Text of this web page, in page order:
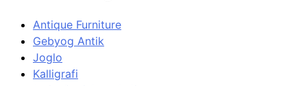
Antique Furniture
Gebyog Antik
Joglo
Kalligrafi